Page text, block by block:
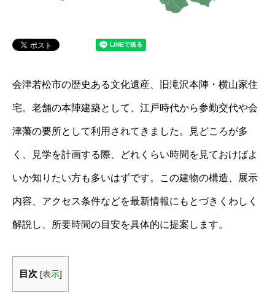
会津若松市の歴史ある文化遺産、旧滝沢本陣・横山家住
宅。老舗の本陣建築として、江戸時代から参勤交代や会
津藩の要所として利用されてきました。見どころが多
く、見学を計画する際、どれくらい時間を見ておけばよ
いか知りたい方も多いはずです。この建物の構造、展示
内容、アクセス条件などを最新情報にもとづきくわしく
解説し、所要時間の目安を具体的に提案します。
目次 [表示]